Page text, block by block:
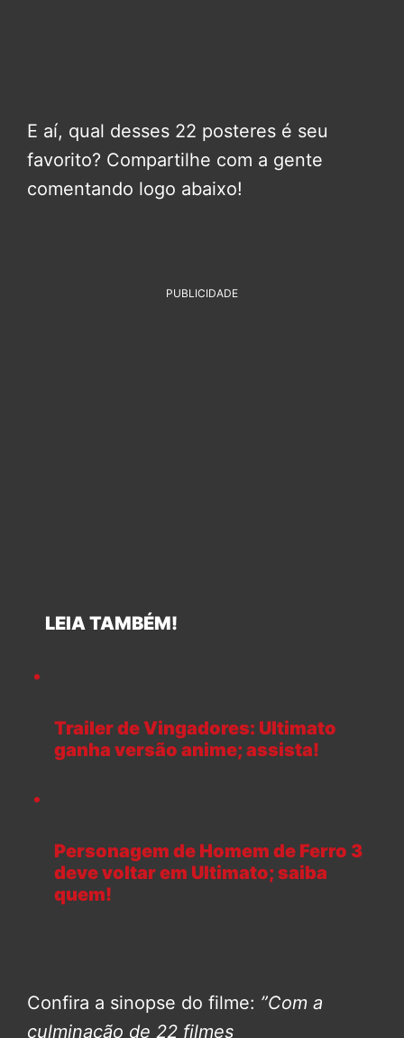
E aí, qual desses 22 posteres é seu
favorito? Compartilhe com a gente
comentando logo abaixo!
PUBLICIDADE
LEIA TAMBÉM!
Trailer de Vingadores: Ultimato
ganha versão anime; assista!
Personagem de Homem de Ferro 3
deve voltar em Ultimato; saiba
quem!
Confira a sinopse do filme: ”Com a
culminação de 22 filmes